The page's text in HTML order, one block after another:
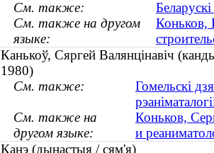
См. также:
См. также на другом
языке:
Коньков,
Канькоў, Сяргей Валянцінавіч
1980)
См. также:
Гомельскі
См. также на
другом языке:
Коньков,
и
Канэ (дынастыя / сям'я)